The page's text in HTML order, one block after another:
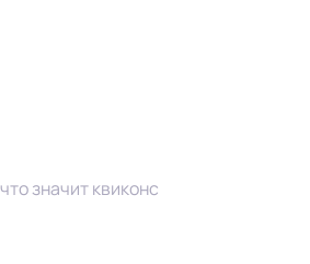
значит квиконс